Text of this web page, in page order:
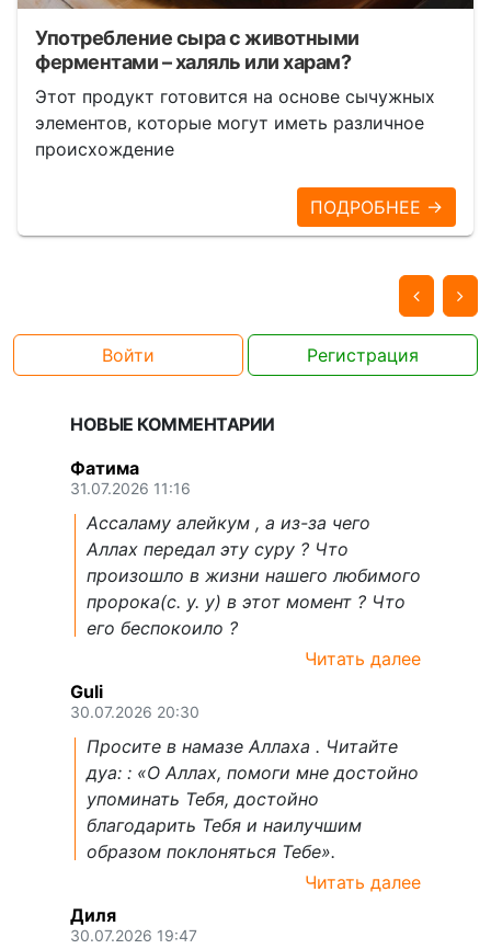
Употребление сыра с животными
ферментами – халяль или харам?
Этот продукт готовится на основе сычужных
элементов, которые могут иметь различное
происхождение
ПОДРОБНЕЕ →
Войти Регистрация
НОВЫЕ КОММЕНТАРИИ
Фатима
31.07.2026 11:16
Ассаламу алейкум , а из-за чего
Аллах передал эту суру ? Что
произошло в жизни нашего любимого
пророка(с. у. у) в этот момент ? Что
его беспокоило ?
Читать далее
Guli
30.07.2026 20:30
Просите в намазе Аллаха . Читайте
дуа: : «О Аллах, помоги мне достойно
упоминать Тебя, достойно
благодарить Тебя и наилучшим
образом поклоняться Тебе».
Читать далее
Диля
30.07.2026 19:47